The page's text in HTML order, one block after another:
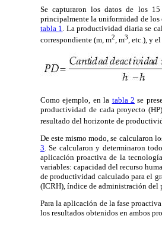
Se capturaron los datos de los
principalmente la uniformidad de los
tabla 1
. La productividad diaria se
correspondiente (m, m2, m3, etc.), y
Como ejemplo, en la tabla 2 se
productividad de cada proyecto
resultado del horizonte de
De este mismo modo, se calcularon
3. Se calcularon y determinaron
aplicación proactiva de la
variables: capacidad del recurso
de productividad calculado para el
(ICRH), índice de administración del
Para la aplicación de la fase
los resultados obtenidos en ambos